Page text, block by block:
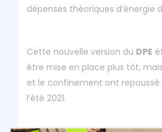
dépenses théoriques d’énergie
Cette nouvelle version du DPE
être mise en place plus tôt,
et le confinement ont
l’été 2021.